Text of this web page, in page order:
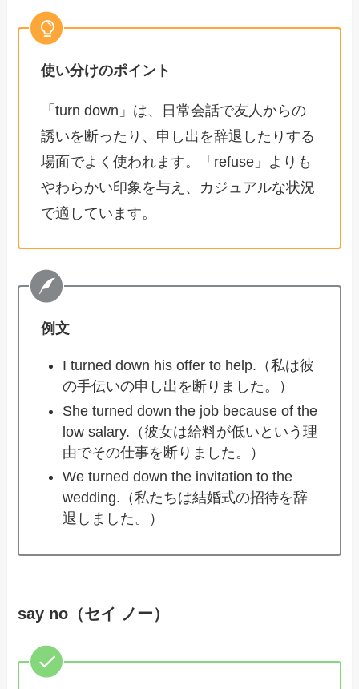
使い分けのポイント
「turn down」は、日常会話で友人からの
誘いを断ったり、申し出を辞退したりする
場面でよく使われます。「refuse」よりも
やわらかい印象を与え、カジュアルな状況
で適しています。
例文
I turned down his offer to help.（私は彼
の手伝いの申し出を断りました。）
She turned down the job because of the
low salary.（彼女は給料が低いという理
由でその仕事を断りました。）
We turned down the invitation to the
wedding.（私たちは結婚式の招待を辞
退しました。）
say no（セイ ノー）